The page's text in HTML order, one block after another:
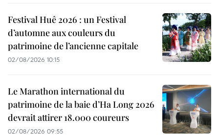
Festival Huê 2026 : un Festival
d’automne aux couleurs du
patrimoine de l’ancienne capitale
02/08/2026 10:15
Le Marathon international du
patrimoine de la baie d’Ha Long 2026
devrait attirer 18.000 coureurs
02/08/2026 09:55